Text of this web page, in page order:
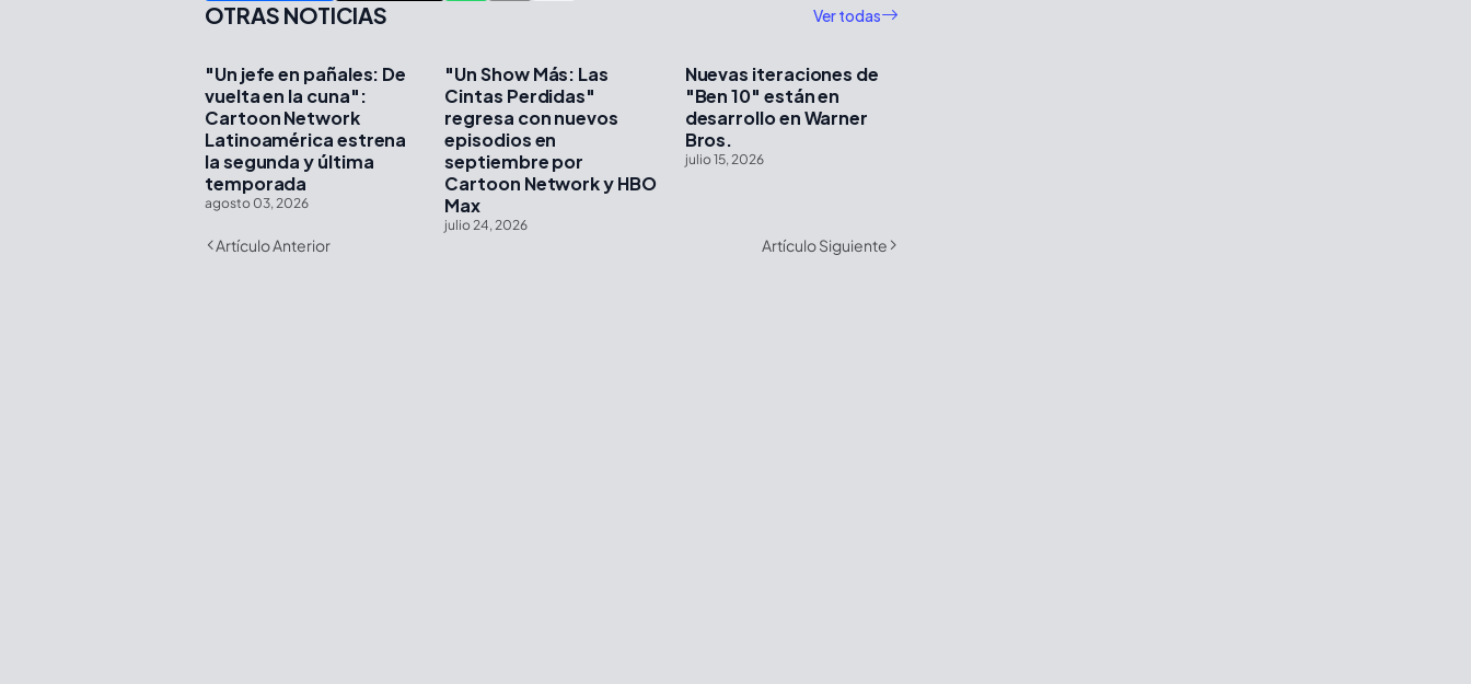
OTRAS NOTICIAS Ver todas
"Un jefe en pañales: De
vuelta en la cuna":
Cartoon Network
Latinoamérica estrena
la segunda y última
temporada
agosto 03, 2026
"Un Show Más: Las
Cintas Perdidas"
regresa con nuevos
episodios en
septiembre por
Cartoon Network y HBO
Max
julio 24, 2026
Nuevas iteraciones de
"Ben 10" están en
desarrollo en Warner
Bros.
julio 15, 2026
Artículo Anterior Artículo Siguiente